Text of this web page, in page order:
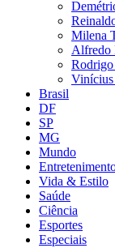
Milena
Alfredo
Rodrigo
Vinícius
Brasil
DF
SP
MG
Mundo
Vida & Estilo
Saúde
Ciência
Esportes
Especiais